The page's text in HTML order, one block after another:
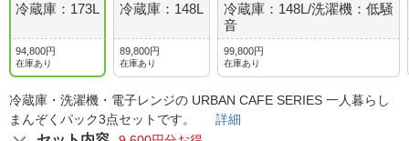
冷蔵庫：173L
94,800円
在庫あり
冷蔵庫：148L
89,800円
在庫あり
冷蔵庫：148L/洗濯機：低騒
音
99,800円
在庫あり
冷蔵庫・洗濯機・電子レンジの URBAN CAFE SERIES 一人暮らし
まんぞくパック3点セットです。 詳細